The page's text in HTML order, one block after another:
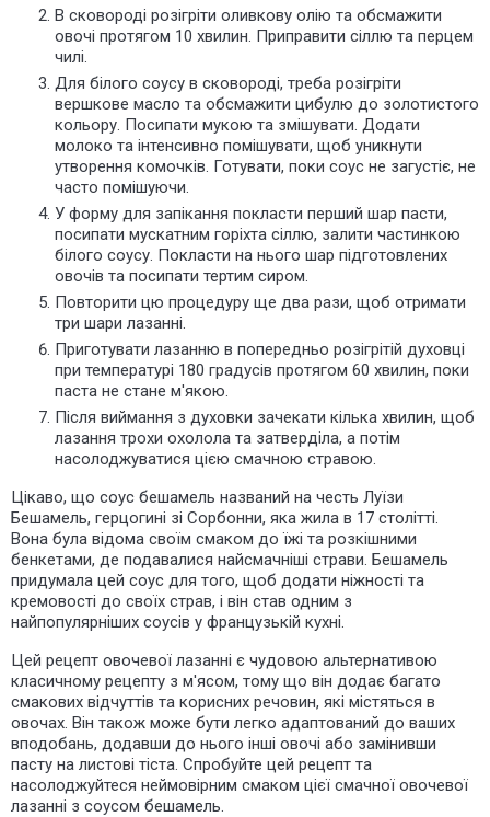
В сковороді розігріти оливкову олію та обсмажити
овочі протягом 10 хвилин. Приправити сіллю та перцем
чилі.
Для білого соусу в сковороді, треба розігріти
вершкове масло та обсмажити цибулю до золотистого
кольору. Посипати мукою та змішувати. Додати
молоко та інтенсивно помішувати, щоб уникнути
утворення комочків. Готувати, поки соус не загустіє, не
часто помішуючи.
У форму для запікання покласти перший шар пасти,
посипати мускатним горіхта сіллю, залити частинкою
білого соусу. Покласти на нього шар підготовлених
овочів та посипати тертим сиром.
Повторити цю процедуру ще два рази, щоб отримати
три шари лазанні.
Приготувати лазанню в попередньо розігрітій духовці
при температурі 180 градусів протягом 60 хвилин, поки
паста не стане м'якою.
Після виймання з духовки зачекати кілька хвилин, щоб
лазання трохи охолола та затверділа, а потім
насолоджуватися цією смачною стравою.
Цікаво, що соус бешамель названий на честь Луїзи
Бешамель, герцогині зі Сорбонни, яка жила в 17 столітті.
Вона була відома своїм смаком до їжі та розкішними
бенкетами, де подавалися найсмачніші страви. Бешамель
придумала цей соус для того, щоб додати ніжності та
кремовості до своїх страв, і він став одним з
найпопулярніших соусів у французькій кухні.
Цей рецепт овочевої лазанні є чудовою альтернативою
класичному рецепту з м'ясом, тому що він додає багато
смакових відчуттів та корисних речовин, які містяться в
овочах. Він також може бути легко адаптований до ваших
вподобань, додавши до нього інші овочі або замінивши
пасту на листові тіста. Спробуйте цей рецепт та
насолоджуйтеся неймовірним смаком цієї смачної овочевої
лазанні з соусом бешамель.